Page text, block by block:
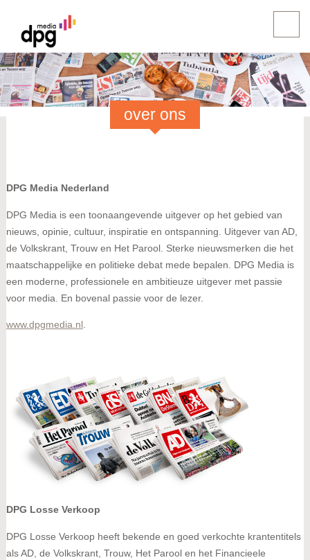
over ons
DPG Media Nederland
DPG Media is een toonaangevende uitgever op het gebied van
nieuws, opinie, cultuur, inspiratie en ontspanning. Uitgever van AD,
de Volkskrant, Trouw en Het Parool. Sterke nieuwsmerken die het
maatschappelijke en politieke debat mede bepalen. DPG Media is
een moderne, professionele en ambitieuze uitgever met passie
voor media. En bovenal passie voor de lezer.
www.dpgmedia.nl
DPG Losse Verkoop
DPG Losse Verkoop heeft bekende en goed verkochte krantentitels
als AD, de Volkskrant, Trouw, Het Parool en het Financieele